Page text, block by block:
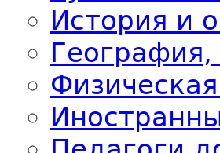
История и